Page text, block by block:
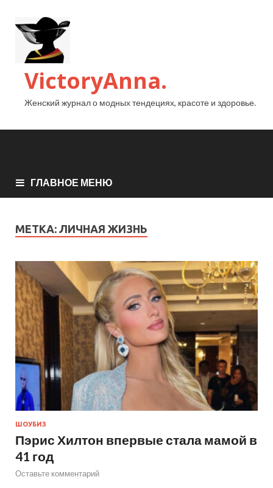
VictoryAnna.
Женский журнал о модных тендециях, красоте и здоровье.
ГЛАВНОЕ МЕНЮ
МЕТКА: ЛИЧНАЯ ЖИЗНЬ
ШОУБИЗ
Пэрис Хилтон впервые стала мамой в
41 год
Оставьте комментарий